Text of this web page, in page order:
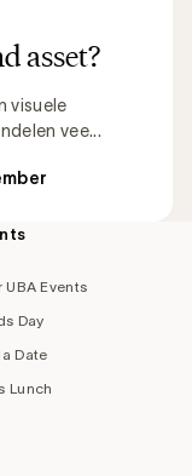
asset?
visuele
vee...
UBA Events
Day
Date
Lunch